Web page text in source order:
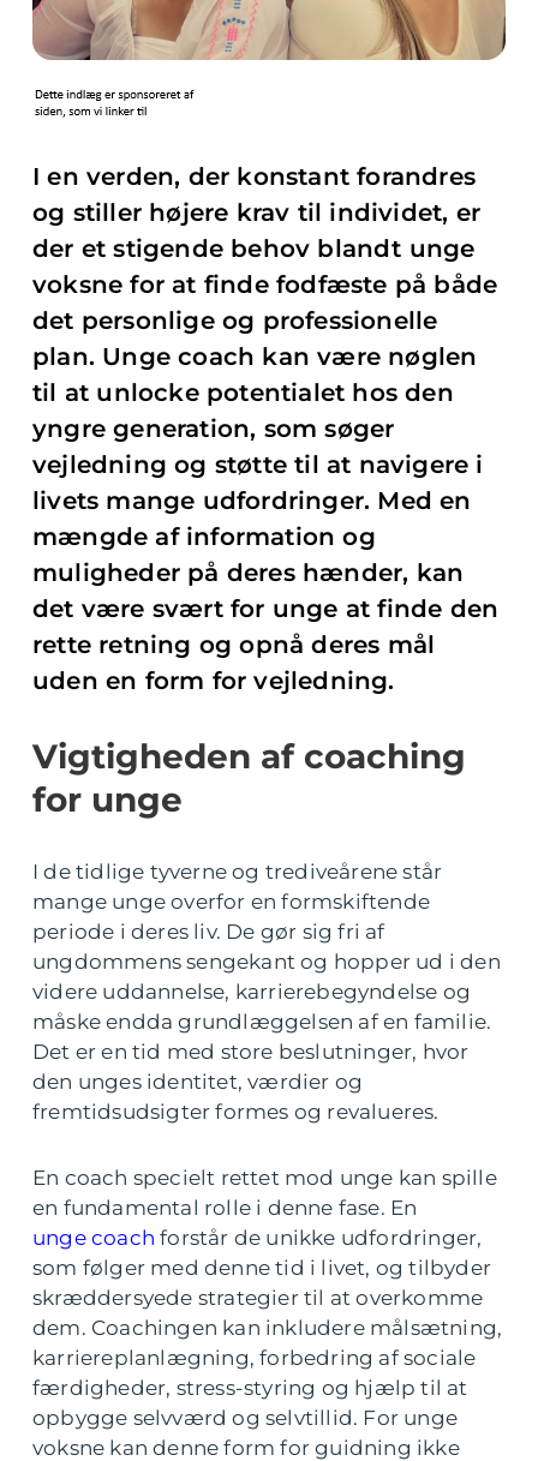
I en verden, der konstant forandres
og stiller højere krav til individet, er
der et stigende behov blandt unge
voksne for at finde fodfæste på både
det personlige og professionelle
plan. Unge coach kan være nøglen
til at unlocke potentialet hos den
yngre generation, som søger
vejledning og støtte til at navigere i
livets mange udfordringer. Med en
mængde af information og
muligheder på deres hænder, kan
det være svært for unge at finde den
rette retning og opnå deres mål
uden en form for vejledning.
Vigtigheden af coaching
for unge
I de tidlige tyverne og trediveårene står
mange unge overfor en formskiftende
periode i deres liv. De gør sig fri af
ungdommens sengekant og hopper ud i den
videre uddannelse, karrierebegyndelse og
måske endda grundlæggelsen af en familie.
Det er en tid med store beslutninger, hvor
den unges identitet, værdier og
fremtidsudsigter formes og revalueres.
En coach specielt rettet mod unge kan spille
en fundamental rolle i denne fase. En
unge coach forstår de unikke udfordringer,
som følger med denne tid i livet, og tilbyder
skræddersyede strategier til at overkomme
dem. Coachingen kan inkludere målsætning,
karriereplanlægning, forbedring af sociale
færdigheder, stress-styring og hjælp til at
opbygge selvværd og selvtillid. For unge
voksne kan denne form for guidning ikke